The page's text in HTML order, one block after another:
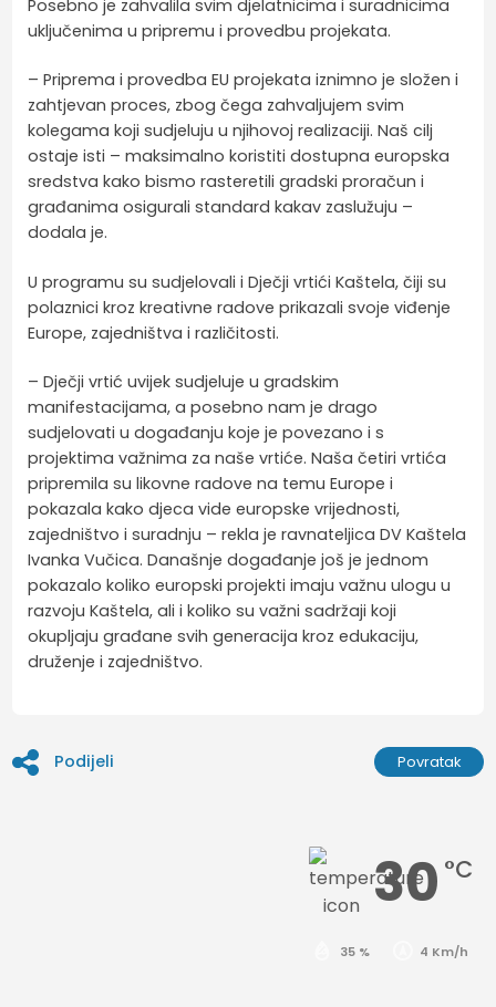
Posebno je zahvalila svim djelatnicima i suradnicima
uključenima u pripremu i provedbu projekata.
– Priprema i provedba EU projekata iznimno je složen i
zahtjevan proces, zbog čega zahvaljujem svim
kolegama koji sudjeluju u njihovoj realizaciji. Naš cilj
ostaje isti – maksimalno koristiti dostupna europska
sredstva kako bismo rasteretili gradski proračun i
građanima osigurali standard kakav zaslužuju –
dodala je.
U programu su sudjelovali i Dječji vrtići Kaštela, čiji su
polaznici kroz kreativne radove prikazali svoje viđenje
Europe, zajedništva i različitosti.
– Dječji vrtić uvijek sudjeluje u gradskim
manifestacijama, a posebno nam je drago
sudjelovati u događanju koje je povezano i s
projektima važnima za naše vrtiće. Naša četiri vrtića
pripremila su likovne radove na temu Europe i
pokazala kako djeca vide europske vrijednosti,
zajedništvo i suradnju – rekla je ravnateljica DV Kaštela
Ivanka Vučica. Današnje događanje još je jednom
pokazalo koliko europski projekti imaju važnu ulogu u
razvoju Kaštela, ali i koliko su važni sadržaji koji
okupljaju građane svih generacija kroz edukaciju,
druženje i zajedništvo.
Podijeli Povratak
30 °C
35 % 4 Km/h